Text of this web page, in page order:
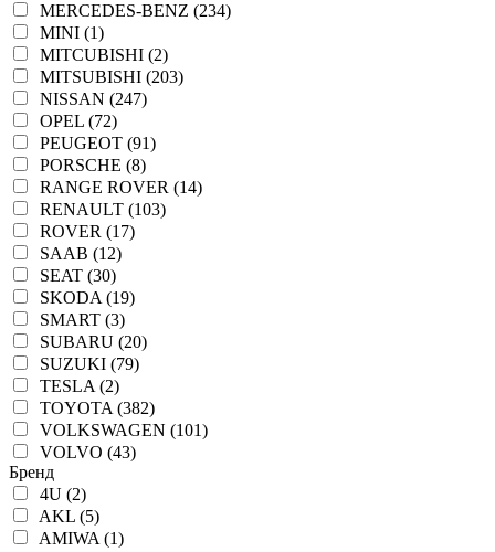
MERCEDES-BENZ (234)
MINI (1)
MITCUBISHI (2)
MITSUBISHI (203)
NISSAN (247)
OPEL (72)
PEUGEOT (91)
PORSCHE (8)
RANGE ROVER (14)
RENAULT (103)
ROVER (17)
SAAB (12)
SEAT (30)
SKODA (19)
SMART (3)
SUBARU (20)
SUZUKI (79)
TESLA (2)
TOYOTA (382)
VOLKSWAGEN (101)
VOLVO (43)
Бренд
4U (2)
AKL (5)
AMIWA (1)